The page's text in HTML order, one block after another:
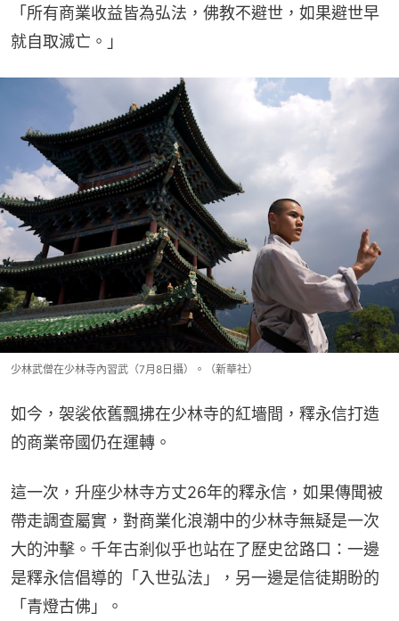
「所有商業收益皆為弘法，佛教不避世，如果避世早
就自取滅亡。」
少林武僧在少林寺內習武（7月8日攝）。（新華社）
如今，袈裟依舊飄拂在少林寺的紅墻間，釋永信打造
的商業帝國仍在運轉。
這一次，升座少林寺方丈26年的釋永信，如果傳聞被
帶走調查屬實，對商業化浪潮中的少林寺無疑是一次
大的沖擊。千年古剎似乎也站在了歷史岔路口：一邊
是釋永信倡導的「入世弘法」，另一邊是信徒期盼的
「青燈古佛」。